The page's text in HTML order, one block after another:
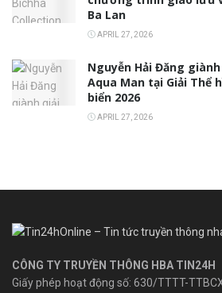
Ba Lan
APRIL 27, 2026
Nguyễn Hải Đăng
Aqua Man tại Giải Thể
biển 2026
APRIL 27, 2026
CÔNG TY TRUYỀN THÔNG HBA TIN24H
Giấy phép hoạt động số: 630/TTTT-